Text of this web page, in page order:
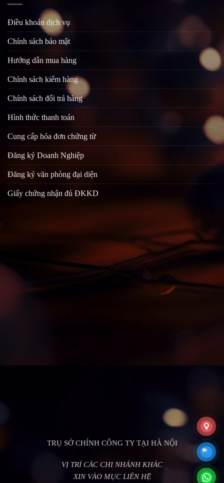
Điều khoản dịch vụ
Chính sách bảo mật
Hướng dẫn mua hàng
Chính sách kiểm hàng
Chính sách đổi trả hàng
Hình thức thanh toán
Cung cấp hóa đơn chứng từ
Đăng ký Doanh Nghiệp
Đăng ký văn phòng đại diện
Giấy chứng nhận đủ ĐKKD
TRỤ SỞ CHÍNH CÔNG TY TẠI HÀ NỘI
VỊ TRÍ CÁC CHI NHÁNH KHÁC
XIN VÀO MỤC LIÊN HỆ